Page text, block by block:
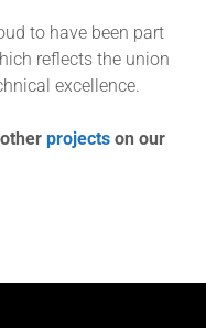
to have been part
reflects the union
excellence.
projects on our